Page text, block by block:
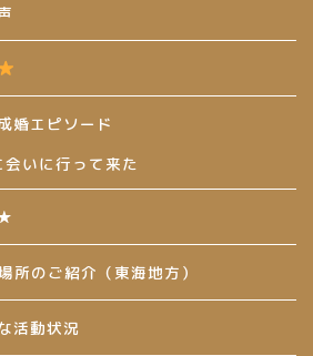
婚エピソード
いに行って来た
所のご紹介（東海地方）
活動状況